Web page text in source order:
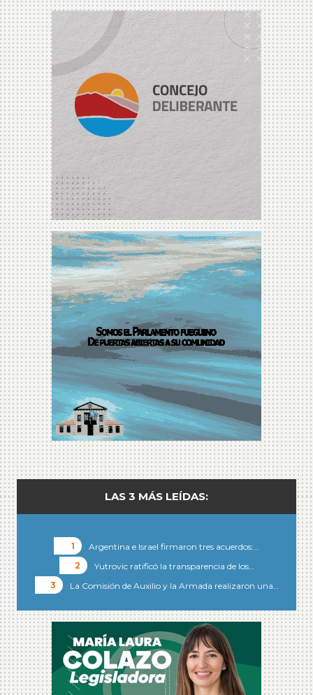
LAS 3 MÁS LEÍDAS:
Argentina e Israel firmaron tres acuerdos:…
Yutrovic ratificó la transparencia de los…
La Comisión de Auxilio y la Armada realizaron una…